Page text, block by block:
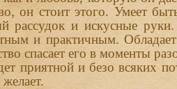
он стоит этого. Умеет
рассудок и искусные
и практичным.
спасает его в моменты
приятной и безо всяких